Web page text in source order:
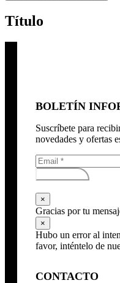
Título
BOLETÍN
Suscríbete para
novedades y ofertas
Subscribirse
×
Gracias por tu
×
Hubo un error al
favor, inténtelo de
CONTACTO